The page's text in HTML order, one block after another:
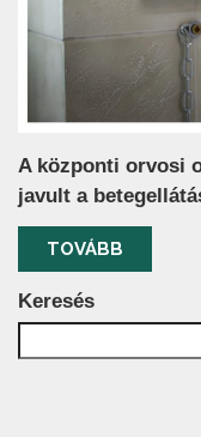
A központi orvosi
javult a
TOVÁBB
Keresés